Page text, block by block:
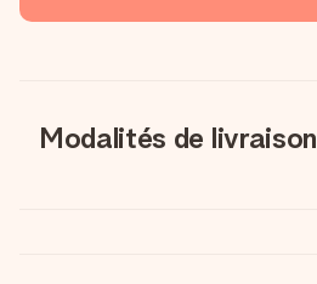
Modalités de livraison